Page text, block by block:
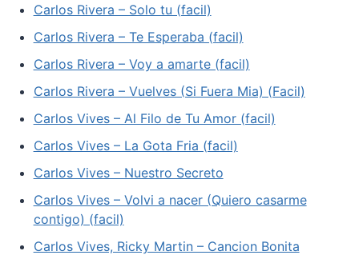
Carlos Rivera – Solo tu (facil)
Carlos Rivera – Te Esperaba (facil)
Carlos Rivera – Voy a amarte (facil)
Carlos Rivera – Vuelves (Si Fuera Mia) (Facil)
Carlos Vives – Al Filo de Tu Amor (facil)
Carlos Vives – La Gota Fria (facil)
Carlos Vives – Nuestro Secreto
Carlos Vives – Volvi a nacer (Quiero casarme
contigo) (facil)
Carlos Vives, Ricky Martin – Cancion Bonita